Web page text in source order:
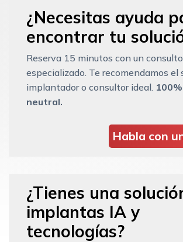
¿Necesitas ayuda
encontrar tu
Reserva 15 minutos con un
especializado. Te recomendamos el
implantador o consultor ideal.
neutral.
Habla con
¿Tienes una
implantas IA y
tecnologías?